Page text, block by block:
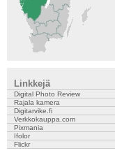
Linkkejä
Digital Photo Review
Rajala kamera
Digitarvike.fi
Verkkokauppa.com
Pixmania
Ifolor
Flickr